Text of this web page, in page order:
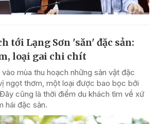
tới Lạng Sơn 'săn' đặc sản:
loại gai chi chít
mùa thu hoạch những sản vật đặc
ngọt thơm, một loại được bao bọc bởi
cũng là thời điểm du khách tìm về xứ
hái đặc sản.